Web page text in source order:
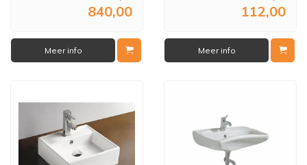
840,00
Meer info
112,00
Meer info